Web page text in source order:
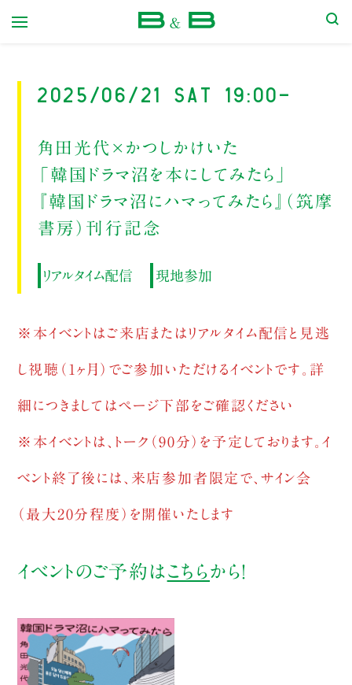
2025/06/21 Sat 19:00-
角田光代×かつしかけいた
「韓国ドラマ沼を本にしてみたら」
『韓国ドラマ沼にハマってみたら』（筑摩
書房）刊行記念
リアルタイム配信 現地参加
※本イベントはご来店またはリアルタイム配信と見逃
し視聴（1ヶ月）でご参加いただけるイベントです。詳
細につきましてはページ下部をご確認ください
※本イベントは、トーク（90分）を予定しております。イ
ベント終了後には、来店参加者限定で、サイン会
（最大20分程度）を開催いたします
イベントのご予約は こちらから！